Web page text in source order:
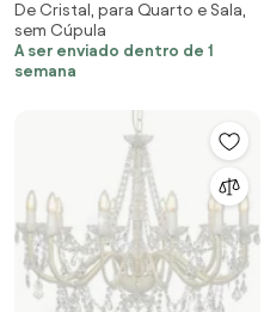
cristal 3 lâmpadas G9 esférico
prateado
De Cristal, para Quarto e Sala,
sem Cúpula
A ser enviado dentro de 1
semana